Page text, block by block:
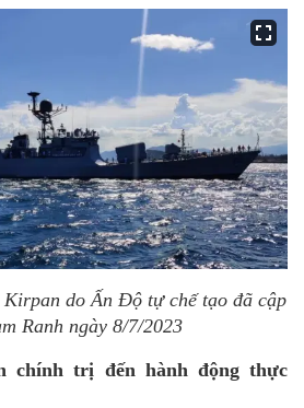
Kirpan do Ấn Độ tự chế tạo đã cập
Ranh ngày 8/7/2023
chính trị đến hành động thực